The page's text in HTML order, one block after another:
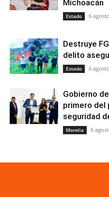
Michoacán
Estado 6
Destruye
delito
Estado 6
Gobierno
primero del
seguridad
Morelia 6